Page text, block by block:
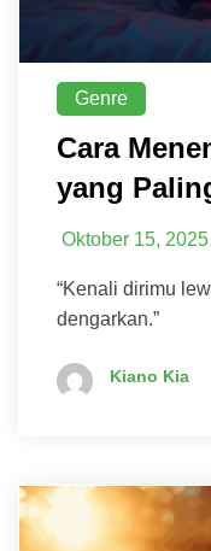
Genre
Cara
yang
Oktober 15, 2025
“Kenali dirimu
dengarkan.”
Kiano Kia